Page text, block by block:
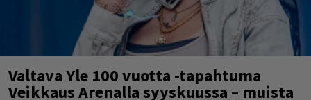
Valtava Yle 100 vuotta -tapahtuma
Veikkaus Arenalla syyskuussa – muista